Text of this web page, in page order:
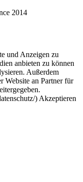
2014
und Anzeigen zu
anbieten zu können
Außerdem
Website an Partner für
) Akzeptieren